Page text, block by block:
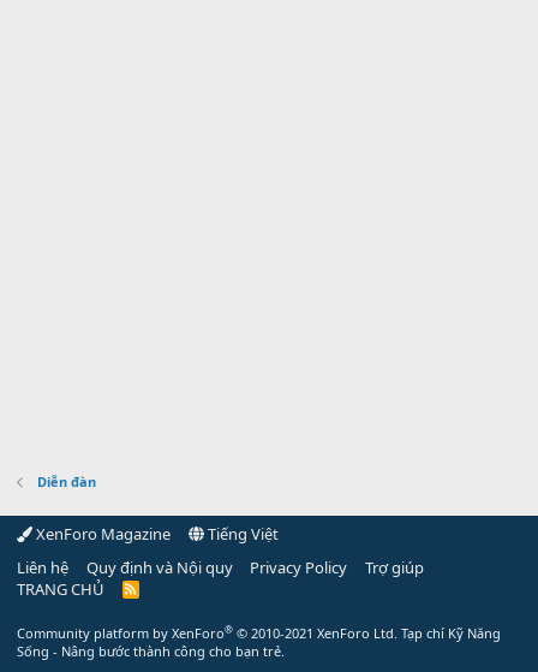
Diễn đàn
XenForo Magazine
Tiếng Việt
Liên hệ
Quy định và Nội quy Privacy Policy
Trợ giúp
TRANG CHỦ
R
Community platform by XenForo® © 2010-2021 XenForo Ltd. Tạp chí Kỹ Năng
Sống - Nâng bước thành công cho bạn trẻ.